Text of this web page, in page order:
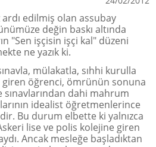
edilmiş olan assubay
değin baskı altında
"Sen işçisin işçi kal" düzeni
ne yazık ki.
mülakatla, sıhhi kurulla
giren öğrenci, ömrünün sonuna
dahi mahrum
idealist öğretmenlerince
Bu durum elbette ki yalnızca
lise ve polis kolejine giren
Ancak mesleğe başladıktan